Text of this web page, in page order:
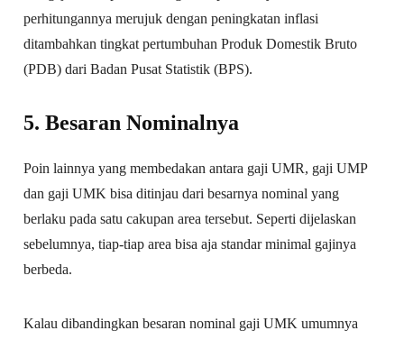
perhitungannya merujuk dengan peningkatan inflasi
ditambahkan tingkat pertumbuhan Produk Domestik Bruto
(PDB) dari Badan Pusat Statistik (BPS).
5. Besaran Nominalnya
Poin lainnya yang membedakan antara gaji UMR, gaji UMP
dan gaji UMK bisa ditinjau dari besarnya nominal yang
berlaku pada satu cakupan area tersebut. Seperti dijelaskan
sebelumnya, tiap-tiap area bisa aja standar minimal gajinya
berbeda.
Kalau dibandingkan besaran nominal gaji UMK umumnya